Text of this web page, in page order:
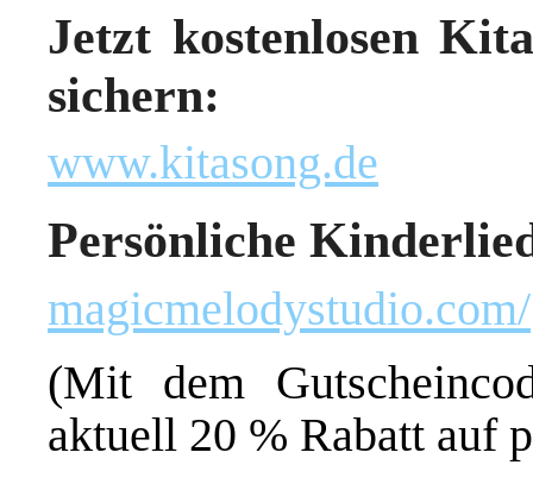
Jetzt kostenlosen
sichern:
www.kitasong.de
Persönliche
magicmelodystudio.com/
(Mit dem
aktuell 20 % Rabatt auf